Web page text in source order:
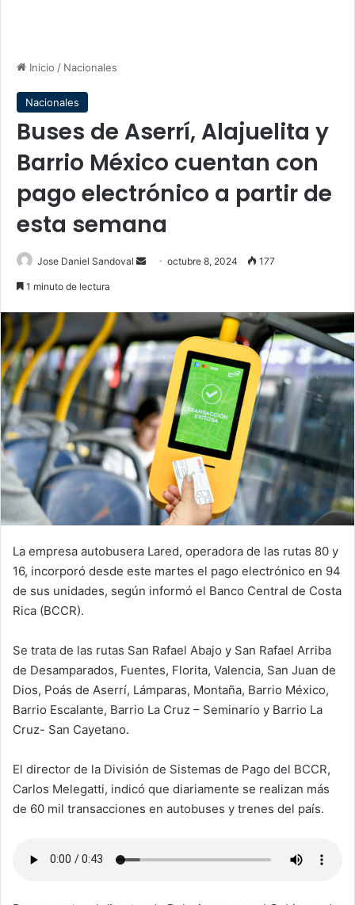
Inicio / Nacionales
Nacionales
Buses de Aserrí, Alajuelita y
Barrio México cuentan con
pago electrónico a partir de
esta semana
Jose Daniel Sandoval
Sendoctubre 8, 2024 177
1 minuto de lectura
La empresa autobusera Lared, operadora de las rutas 80 y
16, incorporó desde este martes el pago electrónico en 94
de sus unidades, según informó el Banco Central de Costa
Rica (BCCR).
Se trata de las rutas San Rafael Abajo y San Rafael Arriba
de Desamparados, Fuentes, Florita, Valencia, San Juan de
Dios, Poás de Aserrí, Lámparas, Montaña, Barrio México,
Barrio Escalante, Barrio La Cruz – Seminario y Barrio La
Cruz- San Cayetano.
El director de la División de Sistemas de Pago del BCCR,
Carlos Melegatti, indicó que diariamente se realizan más
de 60 mil transacciones en autobuses y trenes del país.